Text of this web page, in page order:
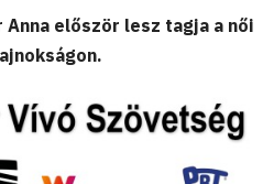
először lesz tagja a női